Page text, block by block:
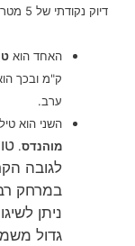
דיוק נקודתי של 5 מטר.
האחד הוא
ק"מ ובכך
ערב.
השני הוא
מוהנדס.
לגובה
ניתן
גדול